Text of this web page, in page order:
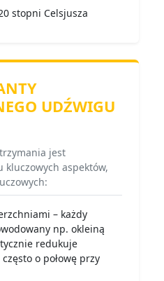
stopni Celsjusza
UDŹWIGU
jest
aspektów,
– każdy
np. okleiną
redukuje
o połowę przy